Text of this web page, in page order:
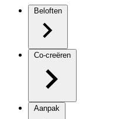
Beloften
Co-creëren
Aanpak